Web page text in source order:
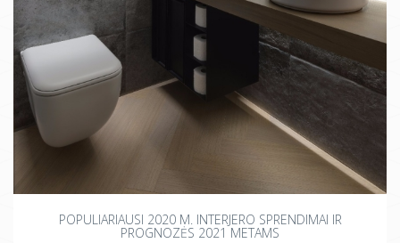
POPULIARIAUSI 2020 M. INTERJERO SPRENDIMAI IR
PROGNOZĖS 2021 METAMS